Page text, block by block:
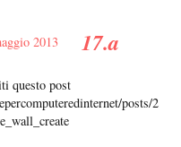
2013
questo post
posts/2